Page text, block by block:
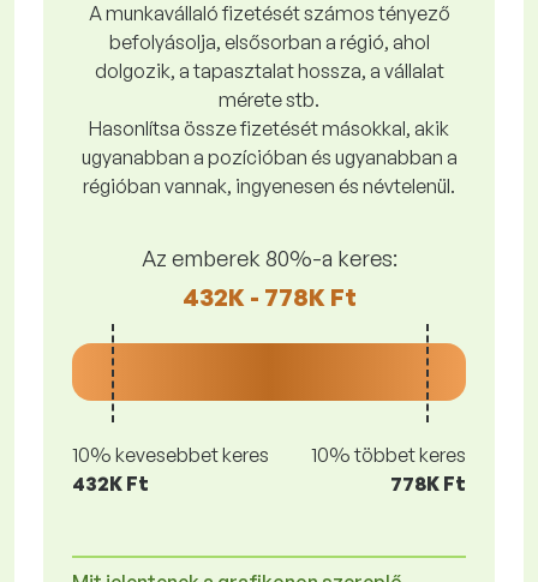
A munkavállaló fizetését számos tényező
befolyásolja, elsősorban a régió, ahol
dolgozik, a tapasztalat hossza, a vállalat
mérete stb.
Hasonlítsa össze fizetését másokkal, akik
ugyanabban a pozícióban és ugyanabban a
régióban vannak, ingyenesen és névtelenül.
Az emberek 80%-a keres:
432K - 778K Ft
10% kevesebbet keres
432K Ft
10% többet keres
778K Ft